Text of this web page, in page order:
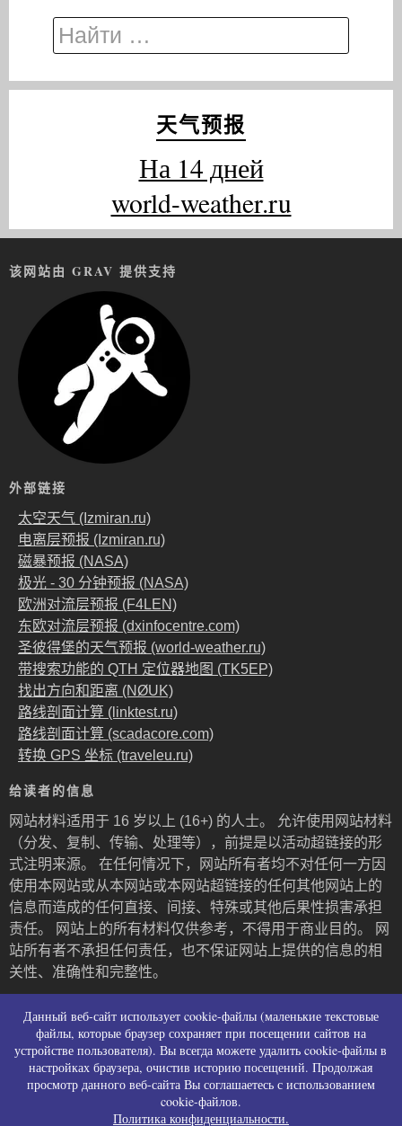
天气预报
На 14 дней
world-weather.ru
该网站由 GRAV 提供支持
外部链接
太空天气 (Izmiran.ru)
电离层预报 (Izmiran.ru)
磁暴预报 (NASA)
极光 - 30 分钟预报 (NASA)
欧洲对流层预报 (F4LEN)
东欧对流层预报 (dxinfocentre.com)
圣彼得堡的天气预报 (world-weather.ru)
带搜索功能的 QTH 定位器地图 (TK5EP)
找出方向和距离 (NØUK)
路线剖面计算 (linktest.ru)
路线剖面计算 (scadacore.com)
转换 GPS 坐标 (traveleu.ru)
给读者的信息
网站材料适用于 16 岁以上 (16+) 的人士。 允许使用网站材料
（分发、复制、传输、处理等），前提是以活动超链接的形
式注明来源。 在任何情况下，网站所有者均不对任何一方因
使用本网站或从本网站或本网站超链接的任何其他网站上的
信息而造成的任何直接、间接、特殊或其他后果性损害承担
责任。 网站上的所有材料仅供参考，不得用于商业目的。 网
站所有者不承担任何责任，也不保证网站上提供的信息的相
关性、准确性和完整性。
Политика конфиденциальности (политика в
отношении обработки персональных данных)
Политика использования файлов cookies
Согласие на сбор персональных данных
Согласие на распространение персональных
Данный веб-сайт использует cookie-файлы (маленькие текстовые
файлы, которые браузер сохраняет при посещении сайтов на
устройстве пользователя). Вы всегда можете удалить cookie-файлы в
настройках браузера, очистив историю посещений. Продолжая
просмотр данного веб-сайта Вы соглашаетесь с использованием
cookie-файлов.
Политика конфиденциальности.